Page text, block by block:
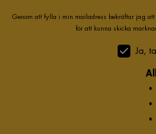
Genom att fylla i min mailadress bekräftar jag
för att kunna skicka
Ja,
•
•
•